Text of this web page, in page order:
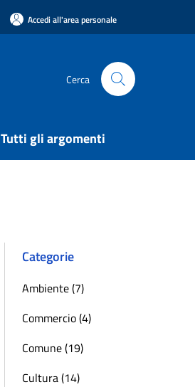
Accedi all'area personale
Cerca
Tutti gli argomenti
Categorie
Ambiente (7)
Commercio (4)
Comune (19)
Cultura (14)